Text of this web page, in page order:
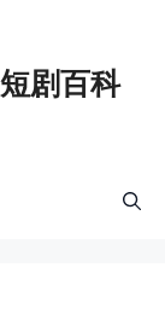
剧百科